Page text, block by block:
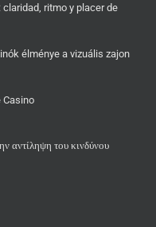
ritmo y placer de
élménye a vizuális zajon
Casino
αντίληψη του κινδύνου